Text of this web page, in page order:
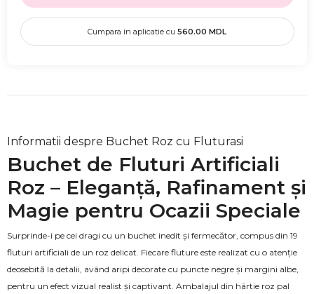
Cumpara in aplicatie cu 560.00 MDL
Informatii despre Buchet Roz cu Fluturasi
Buchet de Fluturi Artificiali
Roz – Eleganță, Rafinament și
Magie pentru Ocazii Speciale
Surprinde-i pe cei dragi cu un buchet inedit și fermecător, compus din 19
fluturi artificiali de un roz delicat. Fiecare fluture este realizat cu o atenție
deosebită la detalii, având aripi decorate cu puncte negre și margini albe,
pentru un efect vizual realist și captivant. Ambalajul din hârtie roz pal